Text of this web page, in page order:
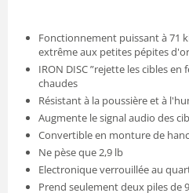
Fonctionnement puissant à 71
extrême aux petites pépites d'or
IRON DISC ”rejette les cibles
chaudes
Résistant à la poussière et à
Augmente le signal audio des
Convertible en monture de
Ne pèse que 2,9 lb
Electronique verrouillée au
Prend seulement deux piles de